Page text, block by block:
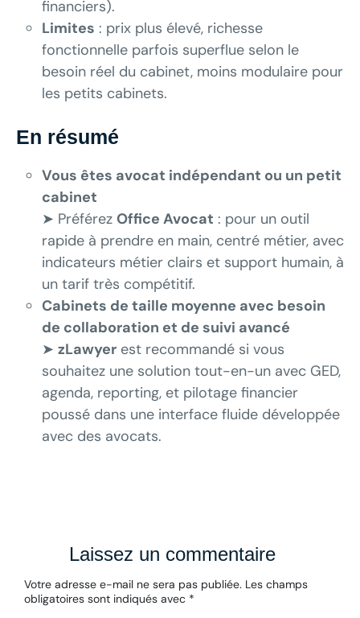
financiers).
Limites : prix plus élevé, richesse
fonctionnelle parfois superflue selon le
besoin réel du cabinet, moins modulaire pour
les petits cabinets.
En résumé
Vous êtes avocat indépendant ou un petit
cabinet
➤ Préférez Office Avocat : pour un outil
rapide à prendre en main, centré métier, avec
indicateurs métier clairs et support humain, à
un tarif très compétitif.
Cabinets de taille moyenne avec besoin
de collaboration et de suivi avancé
➤ zLawyer est recommandé si vous
souhaitez une solution tout-en-un avec GED,
agenda, reporting, et pilotage financier
poussé dans une interface fluide développée
avec des avocats.
Laissez un commentaire
Votre adresse e-mail ne sera pas publiée. Les champs
obligatoires sont indiqués avec *